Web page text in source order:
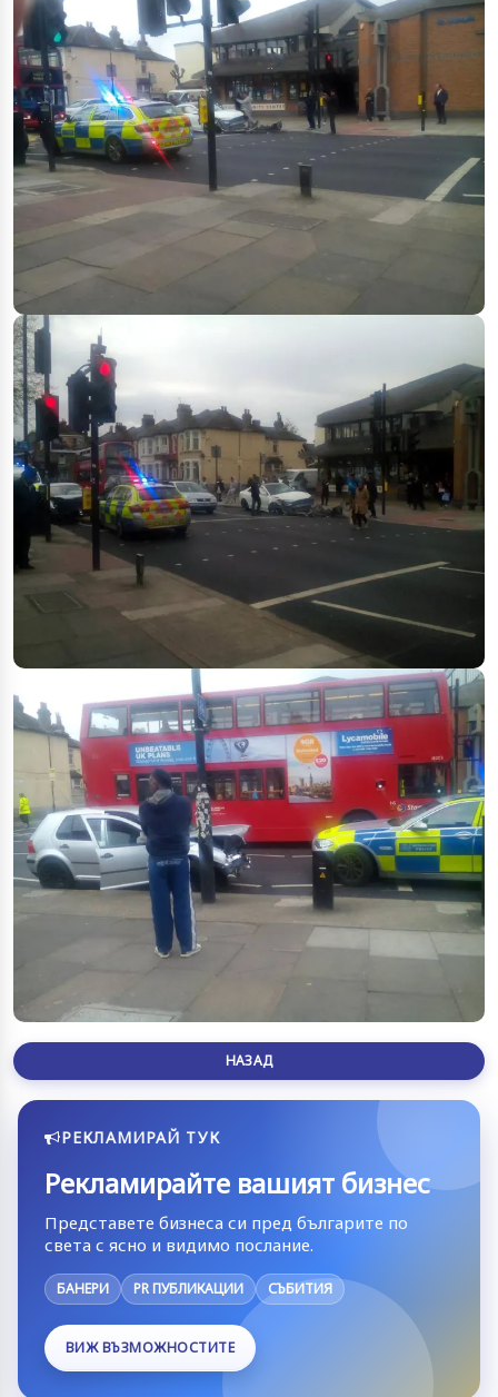
НАЗАД
РЕКЛАМИРАЙ ТУК
Рекламирайте вашият бизнес
Представете бизнеса си пред българите по
света с ясно и видимо послание.
БАНЕРИ PR ПУБЛИКАЦИИ СЪБИТИЯ
ВИЖ ВЪЗМОЖНОСТИТЕ